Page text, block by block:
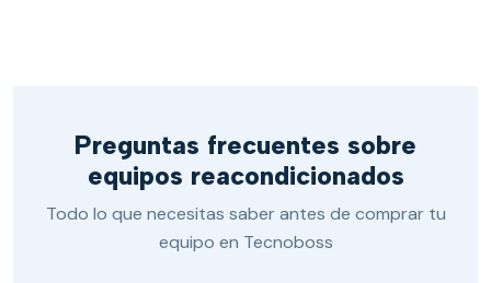
Preguntas frecuentes sobre
equipos reacondicionados
Todo lo que necesitas saber antes de comprar tu
equipo en Tecnoboss